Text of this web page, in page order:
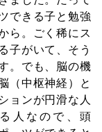
できる子と勉強
ら。ごく稀にス
子がいて、そう
。でも、脳の機
（中枢神経）と
ョンが円滑な人
人なので、頭